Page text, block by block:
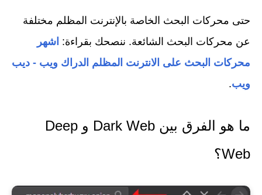
حتى محركات البحث الخاصة بالإنترنت المظلم مختلفة
عن محركات البحث الشائعة. ننصحك بقراءة: اشهر
محركات البحث على الانترنت المظلم الدراك ويب - ديب
ويب.
ما هو الفرق بين Dark Web و Deep
Web؟